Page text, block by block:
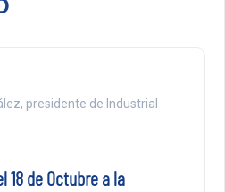
presidente de Industrial
18 de Octubre a la